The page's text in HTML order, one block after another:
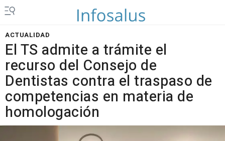
ACTUALIDAD
El TS admite a trámite el
recurso del Consejo de
Dentistas contra el traspaso de
competencias en materia de
homologación